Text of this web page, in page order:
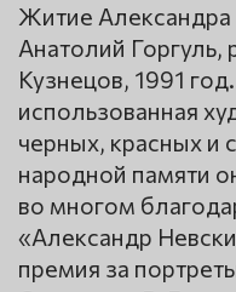
Житие Александра
Анатолий Горгуль,
Кузнецов, 1991
использованная
черных, красных и
народной памяти
во многом
«Александр
премия за